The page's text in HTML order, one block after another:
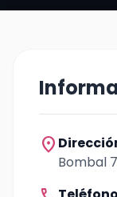
location_on
Bombal